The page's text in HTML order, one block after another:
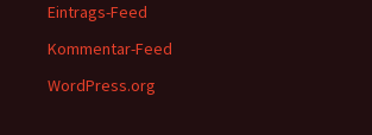
Eintrags-Feed
Kommentar-Feed
WordPress.org